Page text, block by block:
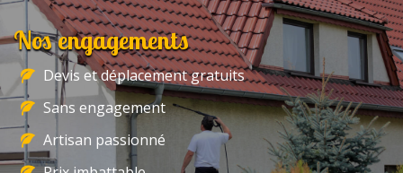
Nos engagements
Devis et déplacement gratuits
Sans engagement
Artisan passionné